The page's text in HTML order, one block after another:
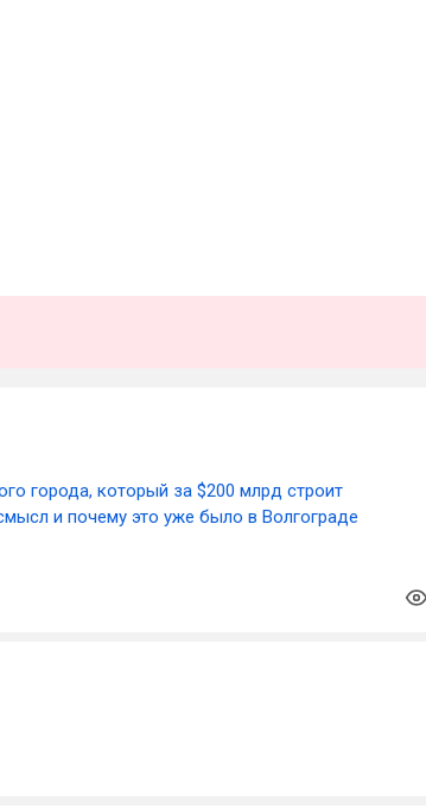
города, который за $200 млрд строит
и почему это уже было в Волгограде